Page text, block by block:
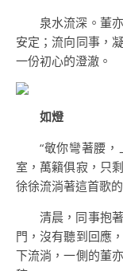
泉水流深。董
安定；流向同事，
一份初心的澄澈。
如燈
“敬你彎著腰
室，萬籟俱寂，只
徐徐流淌著這首歌
清晨，同事抱
門，沒有聽到回應
下流淌，一側的董